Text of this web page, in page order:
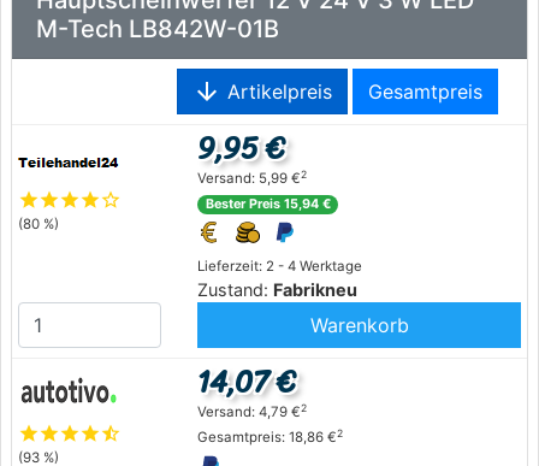
M-Tech LB842W-01B
arrow_downward Artikelpreis Gesamtpreis
starstarstarstarstar_outline
(80 %)
Lieferzeit: 2 - 4 Werktage
Zustand: Fabrikneu
9,95 €
Versand: 5,99 €2
Bester Preis 15,94 €
Warenkorb
starstarstarstarstar_half
(93 %)
14,07 €
Versand: 4,79 €2
Gesamtpreis: 18,86 €2